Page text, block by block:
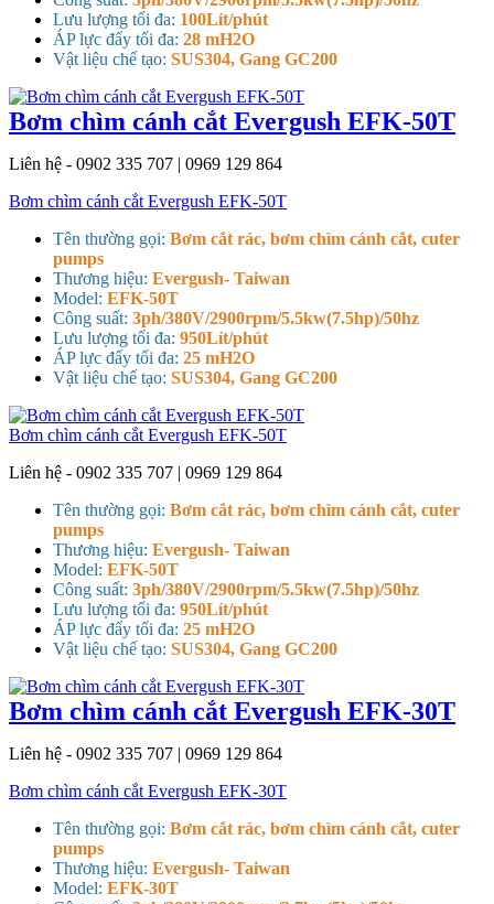
Lưu lượng tối đa: 100Lít/phút
ÁP lực đẩy tối đa: 28 mH2O
Vật liệu chế tạo: SUS304, Gang GC200
Bơm chìm cánh cắt Evergush EFK-50T
Liên hệ - 0902 335 707 | 0969 129 864
Bơm chìm cánh cắt Evergush EFK-50T
Tên thường gọi: Bơm cắt rác, bơm chìm cánh cắt, cuter
pumps
Thương hiệu: Evergush- Taiwan
Model: EFK-50T
Công suất: 3ph/380V/2900rpm/5.5kw(7.5hp)/50hz
Lưu lượng tối đa: 950Lít/phút
ÁP lực đẩy tối đa: 25 mH2O
Vật liệu chế tạo: SUS304, Gang GC200
Bơm chìm cánh cắt Evergush EFK-50T
Liên hệ - 0902 335 707 | 0969 129 864
Tên thường gọi: Bơm cắt rác, bơm chìm cánh cắt, cuter
pumps
Thương hiệu: Evergush- Taiwan
Model: EFK-50T
Công suất: 3ph/380V/2900rpm/5.5kw(7.5hp)/50hz
Lưu lượng tối đa: 950Lít/phút
ÁP lực đẩy tối đa: 25 mH2O
Vật liệu chế tạo: SUS304, Gang GC200
Bơm chìm cánh cắt Evergush EFK-30T
Liên hệ - 0902 335 707 | 0969 129 864
Bơm chìm cánh cắt Evergush EFK-30T
Tên thường gọi: Bơm cắt rác, bơm chìm cánh cắt, cuter
pumps
Thương hiệu: Evergush- Taiwan
Model: EFK-30T